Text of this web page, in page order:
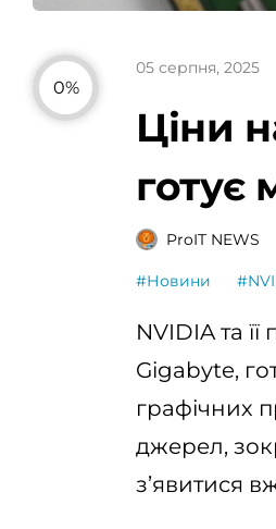
0%
05 серпня, 2025
Ціни
готує
ProIT NEWS
#Новини
NVIDIA та
Gigabyte,
графічних
джерел,
з’явитися